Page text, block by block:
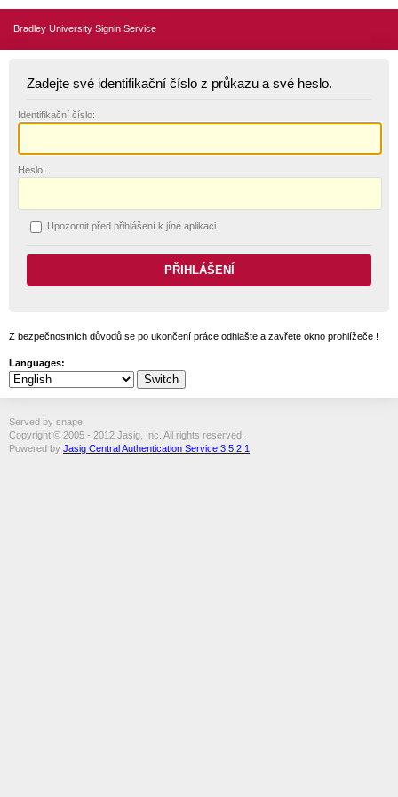
Bradley University Signin Service
Zadejte své identifikační číslo z průkazu a své heslo.
Identifikační číslo:
Heslo:
Upozornit před přihlášení k jíné aplikaci.
Z bezpečnostních důvodů se po ukončení práce odhlašte a zavřete okno prohlížeče !
Languages:
Served by snape
Copyright © 2005 - 2012 Jasig, Inc. All rights reserved.
Powered by Jasig Central Authentication Service 3.5.2.1